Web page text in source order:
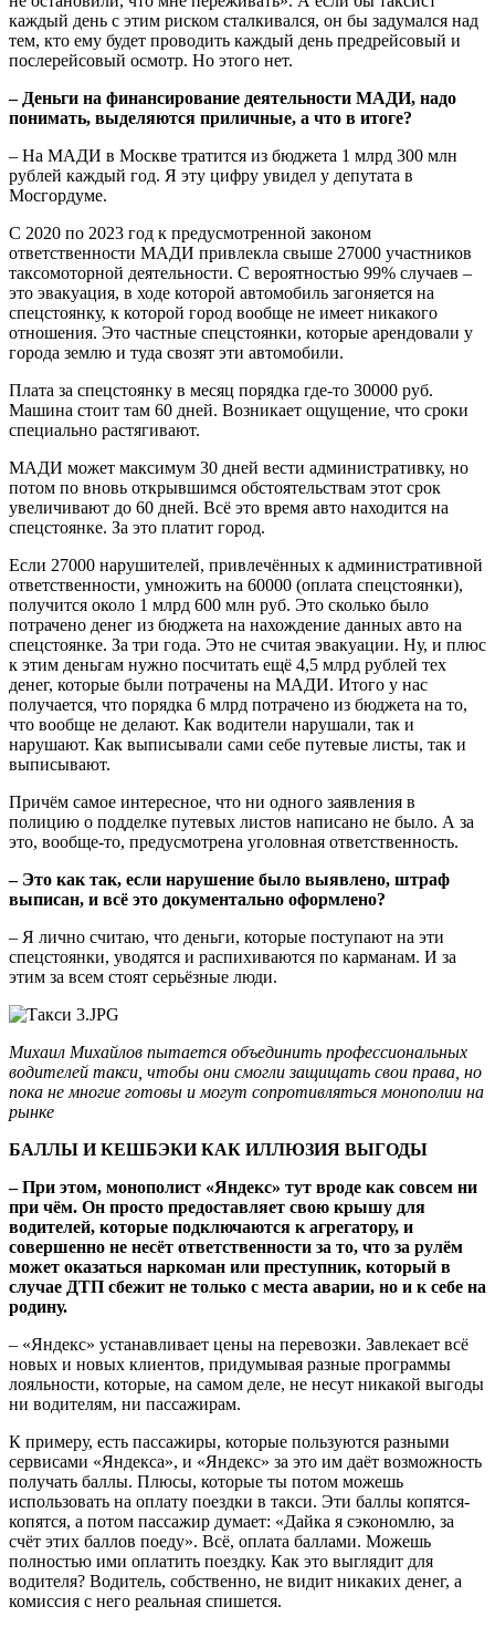
каждый день с этим риском сталкивался, он бы задумался над
тем, кто ему будет проводить каждый день предрейсовый и
послерейсовый осмотр. Но этого нет.
– Деньги на финансирование деятельности МАДИ, надо
понимать, выделяются приличные, а что в итоге?
– На МАДИ в Москве тратится из бюджета 1 млрд 300 млн
рублей каждый год. Я эту цифру увидел у депутата в
Мосгордуме.
С 2020 по 2023 год к предусмотренной законом
ответственности МАДИ привлекла свыше 27000 участников
таксомоторной деятельности. С вероятностью 99% случаев –
это эвакуация, в ходе которой автомобиль загоняется на
спецстоянку, к которой город вообще не имеет никакого
отношения. Это частные спецстоянки, которые арендовали у
города землю и туда свозят эти автомобили.
Плата за спецстоянку в месяц порядка где-то 30000 руб.
Машина стоит там 60 дней. Возникает ощущение, что сроки
специально растягивают.
МАДИ может максимум 30 дней вести административку, но
потом по вновь открывшимся обстоятельствам этот срок
увеличивают до 60 дней. Всё это время авто находится на
спецстоянке. За это платит город.
Если 27000 нарушителей, привлечённых к административной
ответственности, умножить на 60000 (оплата спецстоянки),
получится около 1 млрд 600 млн руб. Это сколько было
потрачено денег из бюджета на нахождение данных авто на
спецстоянке. За три года. Это не считая эвакуации. Ну, и плюс
к этим деньгам нужно посчитать ещё 4,5 млрд рублей тех
денег, которые были потрачены на МАДИ. Итого у нас
получается, что порядка 6 млрд потрачено из бюджета на то,
что вообще не делают. Как водители нарушали, так и
нарушают. Как выписывали сами себе путевые листы, так и
выписывают.
Причём самое интересное, что ни одного заявления в
полицию о подделке путевых листов написано не было. А за
это, вообще-то, предусмотрена уголовная ответственность.
– Это как так, если нарушение было выявлено, штраф
выписан, и всё это документально оформлено?
– Я лично считаю, что деньги, которые поступают на эти
спецстоянки, уводятся и распихиваются по карманам. И за
этим за всем стоят серьёзные люди.
Михаил Михайлов пытается объединить профессиональных
водителей такси, чтобы они смогли защищать свои права, но
пока не многие готовы и могут сопротивляться монополии на
рынке
БАЛЛЫ И КЕШБЭКИ КАК ИЛЛЮЗИЯ ВЫГОДЫ
– При этом, монополист «Яндекс» тут вроде как совсем ни
при чём. Он просто предоставляет свою крышу для
водителей, которые подключаются к агрегатору, и
совершенно не несёт ответственности за то, что за рулём
может оказаться наркоман или преступник, который в
случае ДТП сбежит не только с места аварии, но и к себе на
родину.
– «Яндекс» устанавливает цены на перевозки. Завлекает всё
новых и новых клиентов, придумывая разные программы
лояльности, которые, на самом деле, не несут никакой выгоды
ни водителям, ни пассажирам.
К примеру, есть пассажиры, которые пользуются разными
сервисами «Яндекса», и «Яндекс» за это им даёт возможность
получать баллы. Плюсы, которые ты потом можешь
использовать на оплату поездки в такси. Эти баллы копятся-
копятся, а потом пассажир думает: «Дайка я сэкономлю, за
счёт этих баллов поеду». Всё, оплата баллами. Можешь
полностью ими оплатить поездку. Как это выглядит для
водителя? Водитель, собственно, не видит никаких денег, а
комиссия с него реальная спишется.